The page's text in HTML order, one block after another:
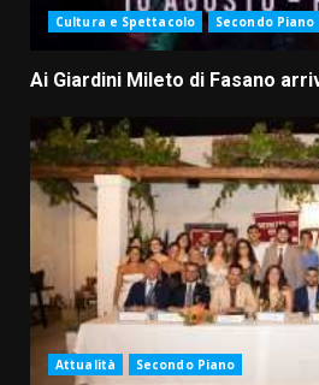
Cultura e Spettacolo Secondo Piano
Ai Giardini Mileto di Fasano
Attualità Secondo Piano